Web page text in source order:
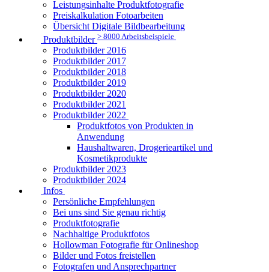
Leistungsinhalte Produktfotografie
Preiskalkulation Fotoarbeiten
Übersicht Digitale Bildbearbeitung
Produktbilder > 8000 Arbeitsbeispiele
Produktbilder 2016
Produktbilder 2017
Produktbilder 2018
Produktbilder 2019
Produktbilder 2020
Produktbilder 2021
Produktbilder 2022
Produktfotos von Produkten in
Anwendung
Haushaltwaren, Drogerieartikel und
Kosmetikprodukte
Produktbilder 2023
Produktbilder 2024
Infos
Persönliche Empfehlungen
Bei uns sind Sie genau richtig
Produktfotografie
Nachhaltige Produktfotos
Hollowman Fotografie für Onlineshop
Bilder und Fotos freistellen
Fotografen und Ansprechpartner